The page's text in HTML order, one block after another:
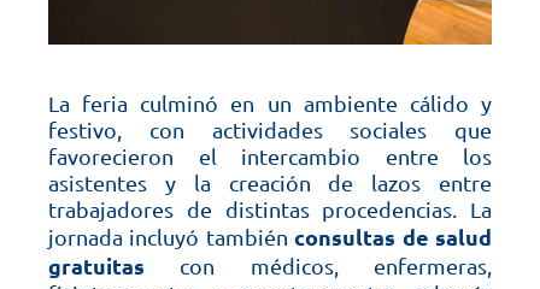
La feria culminó en un ambiente cálido y
festivo, con actividades sociales que
favorecieron el intercambio entre los
asistentes y la creación de lazos entre
trabajadores de distintas procedencias. La
jornada incluyó tambiénconsultas de salud
gratuitas con médicos, enfermeras,